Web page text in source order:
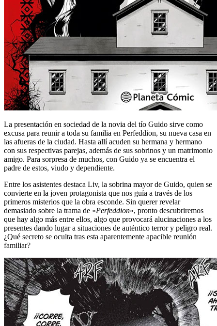
La presentación en sociedad de la novia del tío Guido sirve como
excusa para reunir a toda su familia en Perfeddion, su nueva casa en
las afueras de la ciudad. Hasta allí acuden su hermana y hermano
con sus respectivas parejas, además de sus sobrinos y un matrimonio
amigo. Para sorpresa de muchos, con Guido ya se encuentra el
padre de estos, viudo y dependiente.
Entre los asistentes destaca Liv, la sobrina mayor de Guido, quien se
convierte en la joven protagonista que nos guía a través de los
primeros misterios que la obra esconde. Sin querer revelar
demasiado sobre la trama de «Perfeddion», pronto descubriremos
que hay algo más entre ellos, algo que provocará alucinaciones a los
presentes dando lugar a situaciones de auténtico terror y peligro real.
¿Qué secreto se oculta tras esta aparentemente apacible reunión
familiar?